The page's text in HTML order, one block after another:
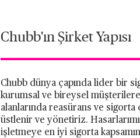
Chubb'ın Şirket Yapısı
Chubb dünya çapında lider bir
kurumsal ve bireysel
alanlarında reasürans ve
üstlenir ve yönetiriz.
işletmeye en iyi sigorta